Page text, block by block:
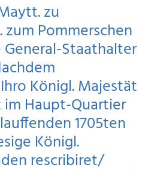
zu
Pommerschen
Staathalter
Königl. Majestät
im Haupt-Quartier
1705ten
Königl.
rescribiret/